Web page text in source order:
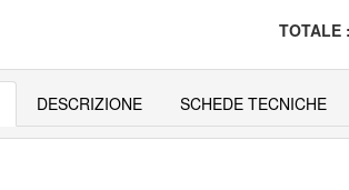
TOTALE
DESCRIZIONE SCHEDE TECNICHE